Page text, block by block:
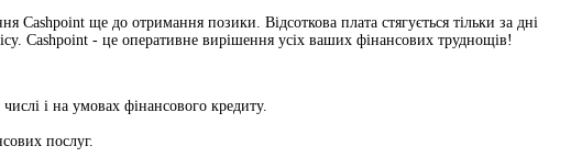
ще до отримання позики. Відсоткова плата стягується тільки за дні
Cashpoint - це оперативне вирішення усіх ваших фінансових труднощів!
і на умовах фінансового кредиту.
послуг.